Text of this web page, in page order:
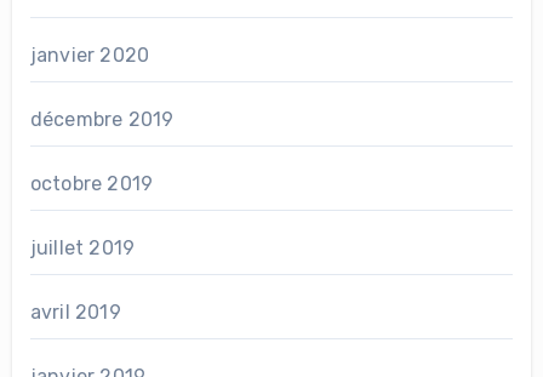
janvier 2020
décembre 2019
octobre 2019
juillet 2019
avril 2019